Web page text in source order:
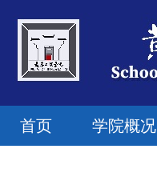
首页 学院概况